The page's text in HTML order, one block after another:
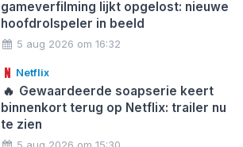
gameverfilming lijkt opgelost: nieuwe
hoofdrolspeler in beeld
5 aug 2026 om 16:32
Netflix
🔥 Gewaardeerde soapserie keert
binnenkort terug op Netflix: trailer nu
te zien
5 aug 2026 om 15:30